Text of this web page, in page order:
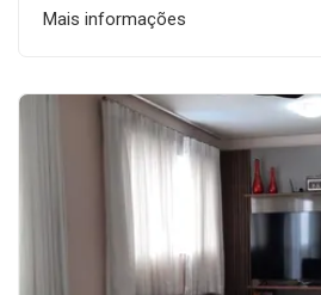
Mais informações